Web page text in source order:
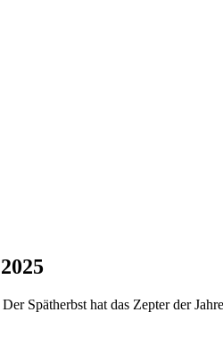
Spätherbst hat das Zepter der